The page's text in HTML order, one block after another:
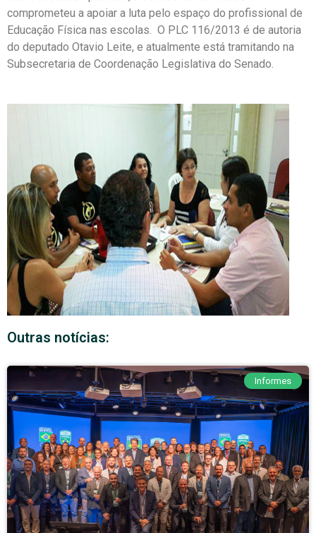
comprometeu a apoiar a luta pelo espaço do profissional de
Educação Física nas escolas. O PLC 116/2013 é de autoria
do deputado Otavio Leite, e atualmente está tramitando na
Subsecretaria de Coordenação Legislativa do Senado.
Outras notícias:
Informes